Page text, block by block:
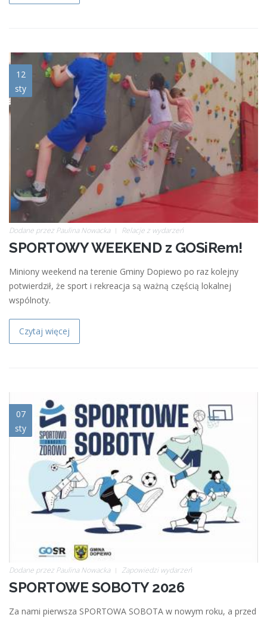
12
sty
099c870b-2334-44ec-bf7d-
b059375d6352.jpg
Dodane przez Paulina Nowacka Relacje z wydarzeń
SPORTOWY WEEKEND z GOSiRem!
Miniony weekend na terenie Gminy Dopiewo po raz kolejny
potwierdził, że sport i rekreacja są ważną częścią lokalnej
wspólnoty.
Czytaj więcej
07
sty
miniaturka.jpg
Dodane przez Paulina Nowacka Zapowiedzi wydarzeń
SPORTOWE SOBOTY 2026
Za nami pierwsza SPORTOWA SOBOTA w nowym roku, a przed